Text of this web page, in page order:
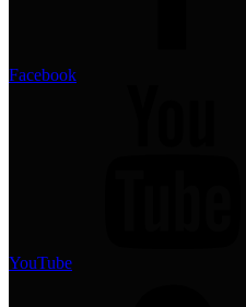
Facebook
YouTube